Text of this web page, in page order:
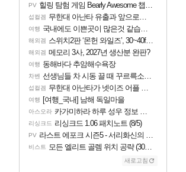
PV 힐링 탐험 게임 Bearly Awesome 챕터 1 트레일러
섭컬겜 무한대 아난타 유출과 앞으로의 예상 (루머)
여행 국내에도 이쁜곳이 많은것 같습니다
해외겜 스위치2판 ‘몬헌 와일즈’, 30~40fps 목표 추정
해외겜 메모리 3사, 2027년 생산분 완판?
여행 동해바다 추암해수욕장
차벤 선생님들 차 시동 끌 때 꾸르륵소리나는데
섭컬겜 무한대 아난타가 넷이즈 어플 달력에 일정 등록
여행 [여행_국내] 남해 독일마을
아스오라 카가미하라 하루 성우 정보 및 주요 필모
리싱크드 리싱크드 1.06 패치노트 (8/5)
PV 라스트 에포크 시즌5 - 서리화신의 분노 티저
비스트 모든 엘리트 골렘 위치 공략 (30개) - 방랑 결투가
새로고침